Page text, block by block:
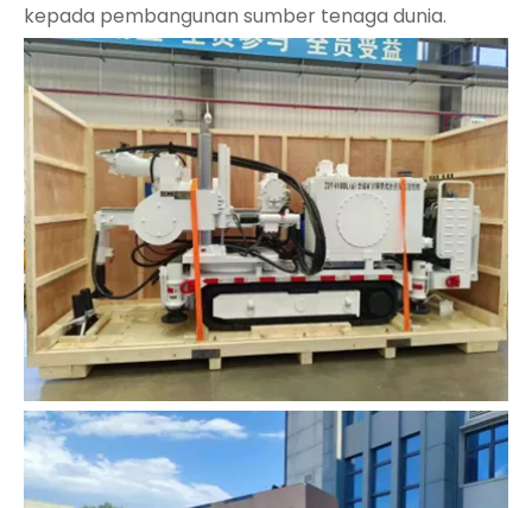
kepada pembangunan sumber tenaga dunia.